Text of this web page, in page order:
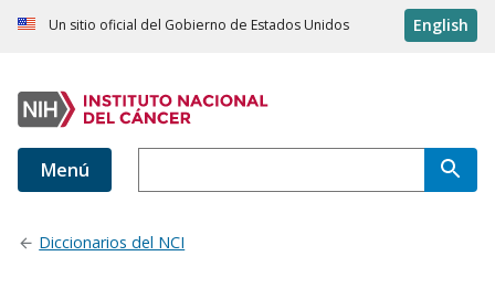
Un sitio oficial del Gobierno de Estados Unidos English
Menú
Diccionarios del NCI